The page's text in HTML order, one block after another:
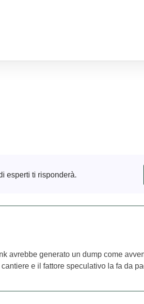
esperti ti risponderà.
avrebbe generato un dump come
e il fattore speculativo la fa da